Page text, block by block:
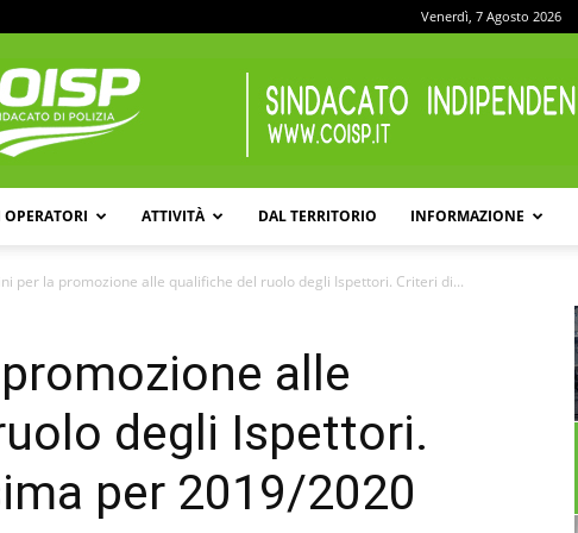
Venerdì, 7 Agosto 2026
OPERATORI ATTIVITÀ DAL TERRITORIO INFORMAZIONE
per la promozione alle qualifiche del ruolo degli Ispettori. Criteri di...
alle
degli Ispettori.
per 2019/2020